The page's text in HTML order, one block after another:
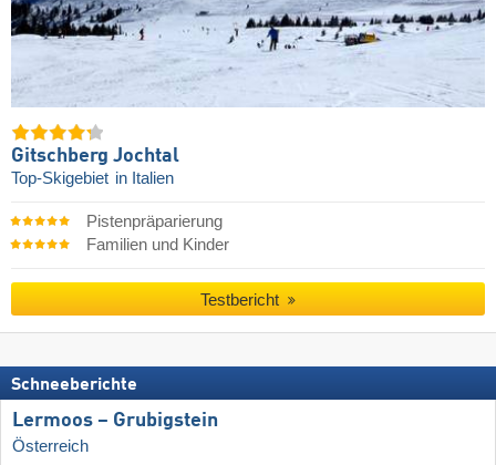
Gitschberg Jochtal
Top-Skigebiet in Italien
Pistenpräparierung
Familien und Kinder
Testbericht
Schneeberichte
Lermoos – Grubigstein
Österreich